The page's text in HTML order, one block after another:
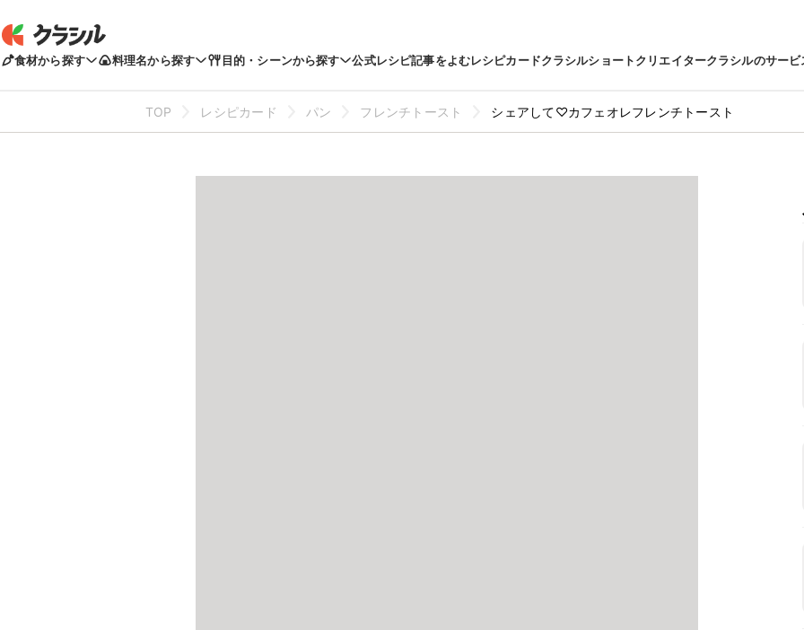
食材から探す 料理名から探す 目的・シーンから探す 公式レシピ記事をよむレシピカードクラシルショートクリエイタークラシルのサービ
TOP レシピカード パン フレンチトースト シェアして♡カフェオレフレンチトースト